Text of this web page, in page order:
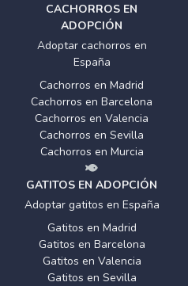
CACHORROS EN
ADOPCIÓN
Adoptar cachorros en
España
Cachorros en Madrid
Cachorros en Barcelona
Cachorros en Valencia
Cachorros en Sevilla
Cachorros en Murcia
GATITOS EN ADOPCIÓN
Adoptar gatitos en España
Gatitos en Madrid
Gatitos en Barcelona
Gatitos en Valencia
Gatitos en Sevilla